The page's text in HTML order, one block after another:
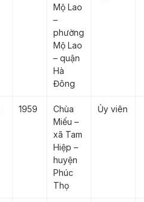
Mộ Lao
–
phường
Mộ Lao
– quận
Hà
Đông
1959
Chùa
Miếu –
xã Tam
Hiệp –
huyện
Phúc
Thọ
Ủy viên